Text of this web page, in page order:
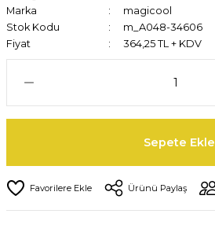
Marka
magicool
Stok Kodu
m_A048-34606
Fiyat
364,25 TL + KDV
Sepete Ekle
Ürünü Paylaş